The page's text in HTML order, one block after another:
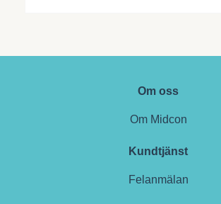
Om oss
Om Midcon
Kundtjänst
Felanmälan